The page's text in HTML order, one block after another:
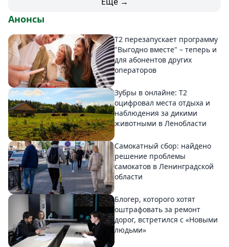
Анонсы
Т2 перезапускает программу
"Выгодно вместе" – теперь и
для абонентов других
операторов
Зубры в онлайне: Т2
оцифровал места отдыха и
наблюдения за дикими
животными в Ленобласти
Самокатный сбор: найдено
решение проблемы
самокатов в Ленинградской
области
Блогер, которого хотят
оштрафовать за ремонт
дорог, встретился с «Новыми
людьми»